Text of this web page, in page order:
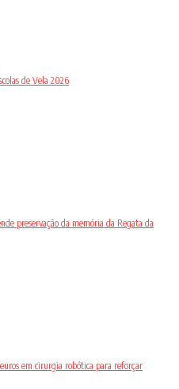
de Vela 2026
preservação da memória da Regata da
em cirurgia robótica para reforçar